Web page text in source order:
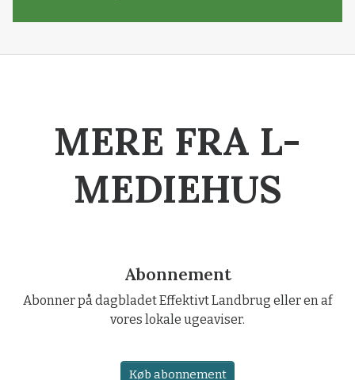
MERE FRA L-
MEDIEHUS
Abonnement
Abonner på dagbladet Effektivt Landbrug eller en af
vores lokale ugeaviser.
Køb abonnement